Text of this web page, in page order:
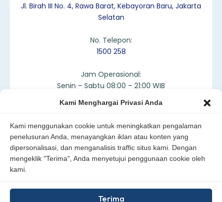
Kami Menghargai Privasi Anda
Kami menggunakan cookie untuk meningkatkan pengalaman
penelusuran Anda, menayangkan iklan atau konten yang
dipersonalisasi, dan menganalisis traffic situs kami. Dengan
mengeklik "Terima", Anda menyetujui penggunaan cookie oleh
kami.
Terima
Jl. Birah III No. 4, Rawa Barat, Kebayoran Baru, Jakarta
Selatan
No. Telepon:
1500 258
Jam Operasional:
Senin – Sabtu 08:00 – 21:00 WIB
Peta Lokasi